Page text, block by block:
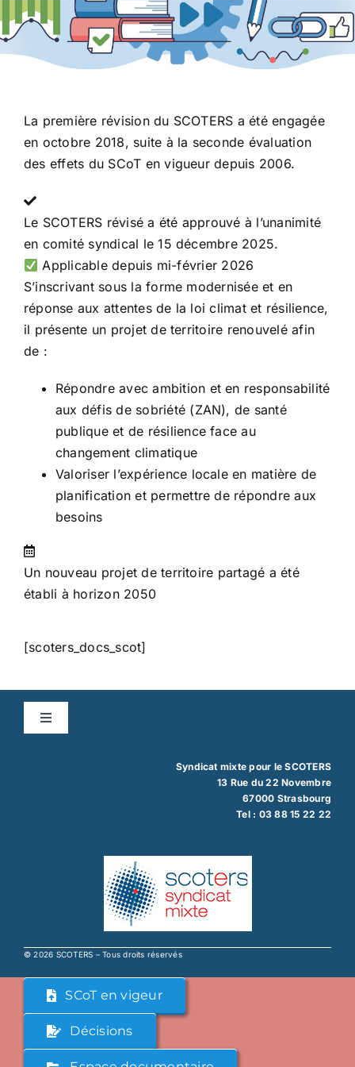
Solidarité et besoins
Résilience et ressources
Dynamiques et rayonnement
La première révision du SCOTERS a été engagée
en octobre 2018, suite à la seconde évaluation
des effets du SCoT en vigueur depuis 2006.
Le SCOTERS révisé a été approuvé à l’unanimité
en comité syndical le 15 décembre 2025.
Applicable depuis mi-février 2026
S’inscrivant sous la forme modernisée et en
réponse aux attentes de la loi climat et résilience,
il présente un projet de territoire renouvelé afin
de :
Répondre avec ambition et en responsabilité
aux défis de sobriété (ZAN), de santé
publique et de résilience face au
changement climatique
Valoriser l’expérience locale en matière de
planification et permettre de répondre aux
besoins
Un nouveau projet de territoire partagé a été
établi à horizon 2050
[scoters_docs_scot]
Toggle
Syndicat mixte pour le SCOTERS
13 Rue du 22 Novembre
67000 Strasbourg
Tel : 03 88 15 22 22
© 2026 SCOTERS – Tous droits réservés
SCoT en vigeur
Décisions